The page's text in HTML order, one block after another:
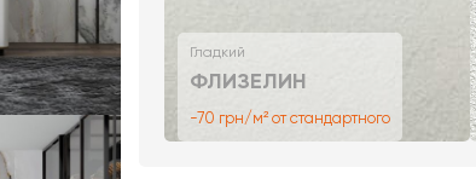
Гладкий
ФЛИЗЕЛИН
-70 грн/м² от стандартного